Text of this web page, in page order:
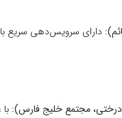
: دارای سرویس‌دهی سریع با
درختی، مجتمع خلیج فارس):